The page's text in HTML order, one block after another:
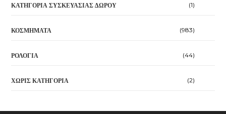
ΚΑΤΗΓΟΡΊΑ ΣΥΣΚΕΥΑΣΊΑΣ ΔΏΡΟΥ (1)
ΚΟΣΜΉΜΑΤΑ (983)
ΡΟΛΌΓΙΑ (44)
ΧΩΡΊΣ ΚΑΤΗΓΟΡΊΑ (2)